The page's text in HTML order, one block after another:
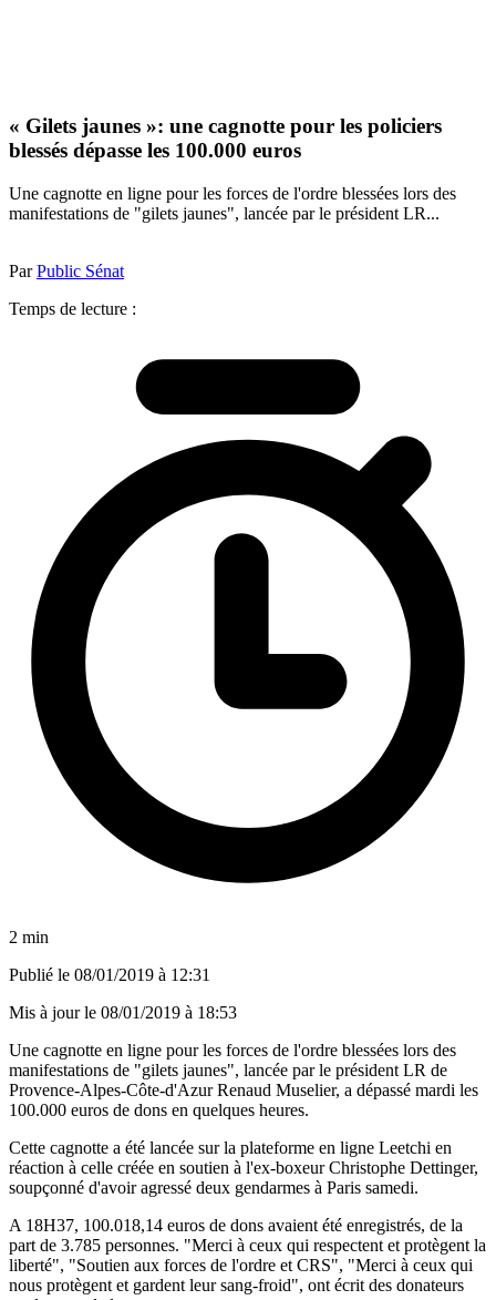
« Gilets jaunes »: une cagnotte pour les policiers
blessés dépasse les 100.000 euros
Une cagnotte en ligne pour les forces de l'ordre blessées lors des
manifestations de "gilets jaunes", lancée par le président LR...
ParPublic Sénat
Temps de lecture :
2 min
Publié le 08/01/2019 à 12:31
Mis à jour le 08/01/2019 à 18:53
Une cagnotte en ligne pour les forces de l'ordre blessées lors des
manifestations de "gilets jaunes", lancée par le président LR de
Provence-Alpes-Côte-d'Azur Renaud Muselier, a dépassé mardi les
100.000 euros de dons en quelques heures.
Cette cagnotte a été lancée sur la plateforme en ligne Leetchi en
réaction à celle créée en soutien à l'ex-boxeur Christophe Dettinger,
soupçonné d'avoir agressé deux gendarmes à Paris samedi.
A 18H37, 100.018,14 euros de dons avaient été enregistrés, de la
part de 3.785 personnes. "Merci à ceux qui respectent et protègent la
liberté", "Soutien aux forces de l'ordre et CRS", "Merci à ceux qui
nous protègent et gardent leur sang-froid", ont écrit des donateurs